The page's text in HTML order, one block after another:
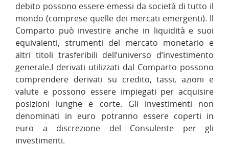
debito possono essere emessi da società di tutto il
mondo (comprese quelle dei mercati emergenti). Il
Comparto può investire anche in liquidità e suoi
equivalenti, strumenti del mercato monetario e
altri titoli trasferibili dell’universo d’investimento
generale.I derivati utilizzati dal Comparto possono
comprendere derivati su credito, tassi, azioni e
valute e possono essere impiegati per acquisire
posizioni lunghe e corte. Gli investimenti non
denominati in euro potranno essere coperti in
euro a discrezione del Consulente per gli
investimenti.